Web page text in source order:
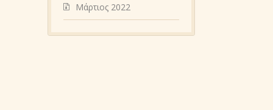
Μάρτιος 2022